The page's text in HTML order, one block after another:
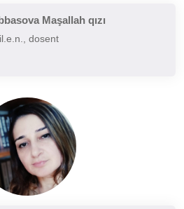
Maşallah qızı
dosent